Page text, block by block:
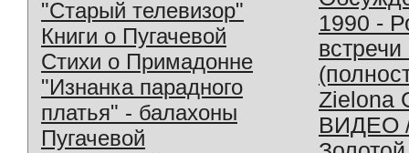
"Старый телевизор"
Книги о Пугачевой
Стихи о Примадонне
"Изнанка парадного
платья" - балахоны
Пугачевой
1990 -
Zielona
ВИДЕО